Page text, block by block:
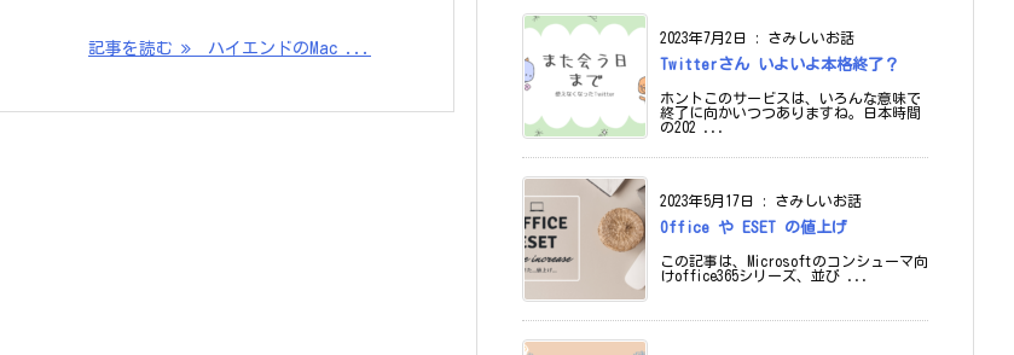
記事を読む ハイエンドのMac ...
2023年7月2日 : さみしいお話
Twitterさん いよいよ本格終了？
ホントこのサービスは、いろんな意味で
終了に向かいつつありますね。日本時間
の202 ...
2023年5月17日 : さみしいお話
Office や ESET の値上げ
この記事は、Microsoftのコンシューマ向
けoffice365シリーズ、並び ...